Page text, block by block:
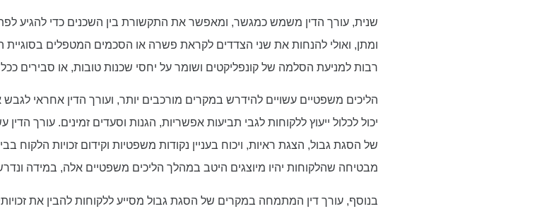
שנית, עורך הדין משמש כמגשר, ומאפשר את התקשורת בין השכנים כדי להגיע
ומתן, ואולי להנחות את שני הצדדים לקראת פשרה או הסכמים המטפלים בסוגיית
רבות למניעת הסלמה של קונפליקטים ושומר על יחסי שכנות טובות, או סבירים ככל
הליכים משפטיים עשויים להידרש במקרים מורכבים יותר, ועורך הדין אחראי
יכול לכלול ייעוץ ללקוחות לגבי תביעות אפשריות, הגנות וסעדים זמינים. עורך
של הסגת גבול, הצגת ראיות, ויכוח בעניין נקודות משפטיות וקידום זכויות הלקוח
מבטיחה שהלקוחות יהיו מיוצגים היטב במהלך הליכים משפטיים אלה, במידה
בנוסף, עורך דין המתמחה במקרים של הסגת גבול מסייע ללקוחות להבין את